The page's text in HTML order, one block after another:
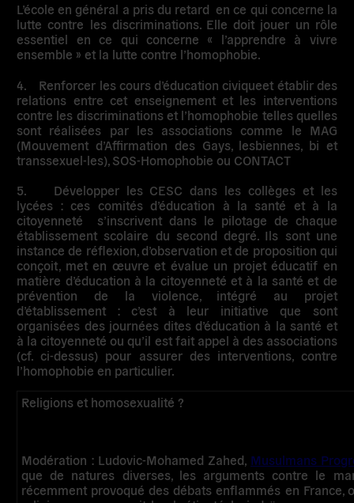
L’école en général a pris du retard en ce qui concerne la
lutte contre les discriminations. Elle doit jouer un rôle
essentiel en ce qui concerne « l’apprendre à vivre
ensemble » et la lutte contre l’homophobie.
4. Renforcer les cours d’éducation civiqueet établir des
relations entre cet enseignement et les interventions
contre les discriminations et l’homophobie telles quelles
sont réalisées par les associations comme le MAG
(Mouvement d’Affirmation des Gays, lesbiennes, bi et
transsexuel-les), SOS-Homophobie ou CONTACT
5. Développer les CESC dans les collèges et les
lycées : ces comités d’éducation à la santé et à la
citoyenneté s’inscrivent dans le pilotage de chaque
établissement scolaire du second degré. Ils sont une
instance de réflexion, d’observation et de proposition qui
conçoit, met en œuvre et évalue un projet éducatif en
matière d’éducation à la citoyenneté et à la santé et de
prévention de la violence, intégré au projet
d’établissement : c’est à leur initiative que sont
organisées des journées dites d’éducation à la santé et
à la citoyenneté ou qu’il est fait appel à des associations
(cf. ci-dessus) pour assurer des interventions, contre
l’homophobie en particulier.
Religions et homosexualité ?
Modération : Ludovic-Mohamed Zahed, Musulmans
que de natures diverses, les arguments contre le
récemment provoqué des débats enflammés en France,